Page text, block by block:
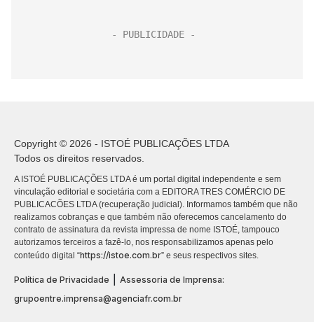
Copyright © 2026 - ISTOÉ PUBLICAÇÕES LTDA
Todos os direitos reservados.
A ISTOÉ PUBLICAÇÕES LTDA é um portal digital independente e sem
vinculação editorial e societária com a EDITORA TRES COMÉRCIO DE
PUBLICACÕES LTDA (recuperação judicial). Informamos também que não
realizamos cobranças e que também não oferecemos cancelamento do
contrato de assinatura da revista impressa de nome ISTOÉ, tampouco
autorizamos terceiros a fazê-lo, nos responsabilizamos apenas pelo
conteúdo digital “https://istoe.com.br” e seus respectivos sites.
Política de Privacidade
Assessoria de Imprensa:
grupoentre.imprensa@agenciafr.com.br